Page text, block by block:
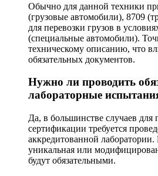
Обычно для данной техники
(грузовые автомобили), 8709
для перевозки грузов в
(специальные автомобили).
техническому описанию, что
обязательных документов.
Нужно ли проводить
лабораторные
Да, в большинстве случаев для
сертификации требуется
аккредитованной
уникальная или
будут обязательными.